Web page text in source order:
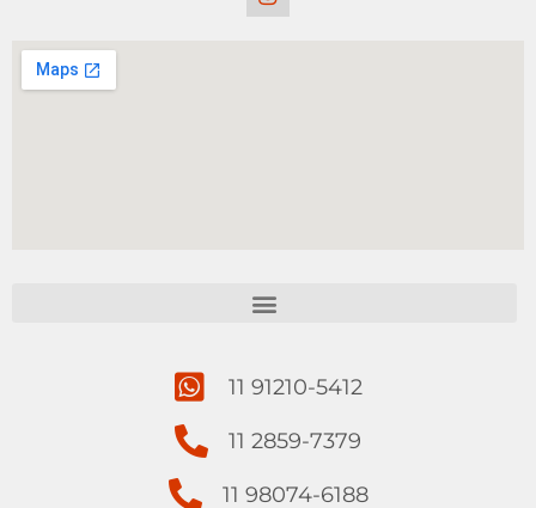
11 91210-5412
11 2859-7379
11 98074-6188